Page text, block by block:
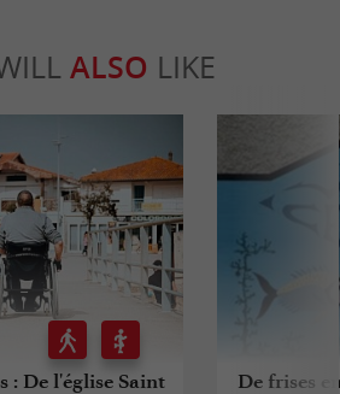
ALSO LIKE
: De l'église Saint
De frises